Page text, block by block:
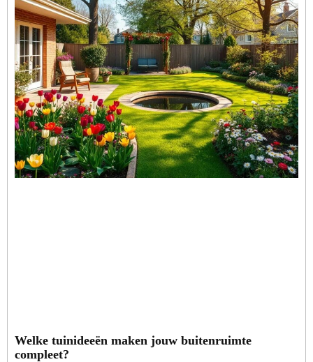
Welke tuinideeën maken jouw buitenruimte
compleet?